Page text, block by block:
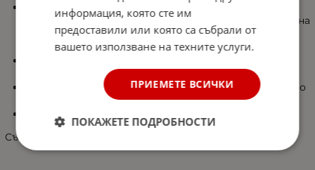
Изключително издръжливи и разполагат с висок
праг (тип леген), предотвратяващ разливането на
течности и разпространението на прах върху
мокета на автомобила Ви.
размерите на купето на автомобила ви.
Изработени от висококачествен материал който
ги прави по-меки и лесно сгъваеми.
Не съдържа PVC и токсични елементи.
Съвместимост:
информация, която сте им
предоставили или която са събрали от
вашето използване на техните услуги.
ПРИЕМЕТЕ ВСИЧКИ
ПОКАЖЕТЕ ПОДРОБНОСТИ